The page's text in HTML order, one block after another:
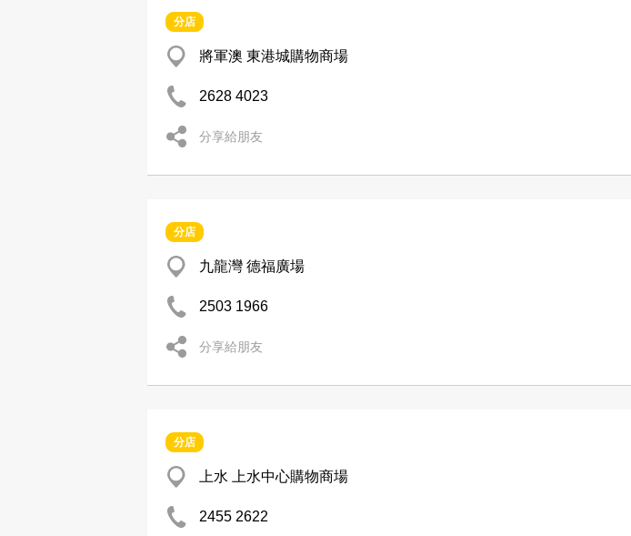
分店
將軍澳 東港城購物商場
2628 4023
分享給朋友
分店
九龍灣 德福廣場
2503 1966
分享給朋友
分店
上水 上水中心購物商場
2455 2622